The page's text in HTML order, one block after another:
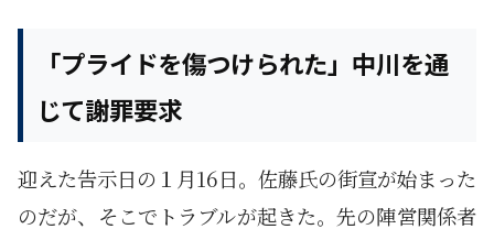
「プライドを傷つけられた」中川を通
じて謝罪要求
迎えた告示日の１月16日。佐藤氏の街宣が始まった
のだが、そこでトラブルが起きた。先の陣営関係者